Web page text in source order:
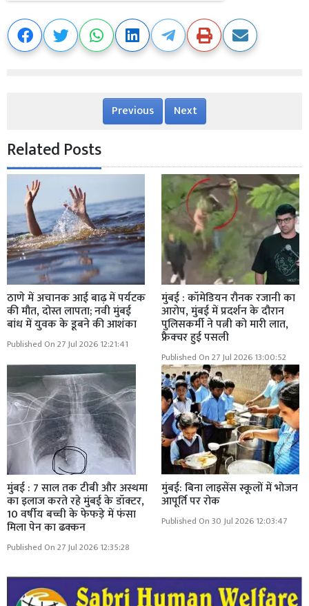
Previous Next
Related Posts
ठाणे में अचानक आई बाढ़ में पर्यटक
की मौत, दोस्त लापता; नवी मुंबई
बांध में युवक के डूबने की आशंका
Published On 27 Jul 2026 12:21:41
मुंबई : कॉमेडियन रौनक रजानी का
आरोप, मुंबई में प्रदर्शन के दौरान
पुलिसकर्मी ने पत्नी को मारी लात,
फ्रैक्चर हुई पसली
Published On 27 Jul 2026 13:00:52
मुंबई : 7 साल तक टीबी और अस्थमा
का इलाज करते रहे मुंबई के डॉक्टर,
10 वर्षीय बच्ची के फेफड़े में फंसा
मिला पेन का ढक्कन
Published On 27 Jul 2026 12:35:28
मुंबई: बिना लाइसेंस स्कूलों में भोजन
आपूर्ति पर रोक
Published On 30 Jul 2026 12:03:47